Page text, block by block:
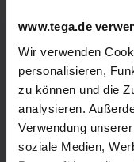
www.tega.de
Wir verwenden
personalisieren,
zu können und die
analysieren.
Verwendung
soziale Medien,
Tankgas-Angebot
Autogas
Flüssiggas in Flaschen